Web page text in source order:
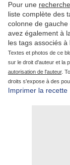
Pour une
liste complète des
colonne de
avez également à
les tags associés à
Textes et photos de ce
sur le droit d'auteur et la
autorisation de l'auteur.
droits s'expose à des
Imprimer la recette